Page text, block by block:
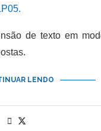
de texto em
LENDO